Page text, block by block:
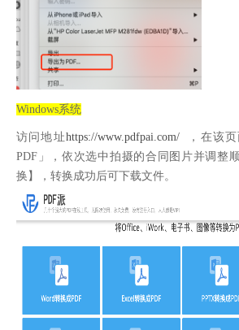
Windows系统
访问地址https://www.pdfpai.com/
，在该
PDF」，依次选中拍摄的合同图片并调整
换】，转换成功后可下载文件。